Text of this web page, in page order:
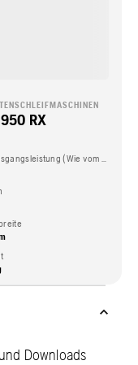
RX
Max Ausgangsleistung (Wie vom Motorhersteller angegeben)
Downloads